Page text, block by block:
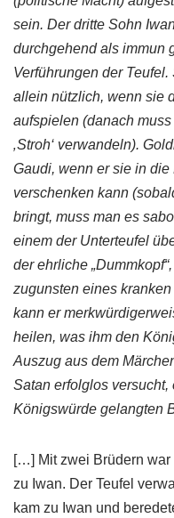
sein. Der dritte Sohn
durchgehend als immun
Verführungen der
allein nützlich, wenn sie
aufspielen (danach
‚Stroh‘ verwandeln).
Gaudi, wenn er sie in
verschenken kann
bringt, muss man es
einem der Unterteufel
der ehrliche
zugunsten eines
kann er
heilen, was ihm den
Auszug aus dem
Satan erfolglos
Königswürde gelangten
[…] Mit zwei Brüdern war
zu Iwan. Der Teufel
kam zu Iwan und